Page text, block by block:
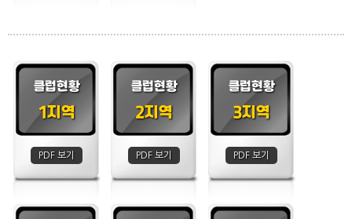
클럽현황
1지역
PDF 보기
클럽현황
2지역
PDF 보기
클럽현황
3지역
PDF 보기